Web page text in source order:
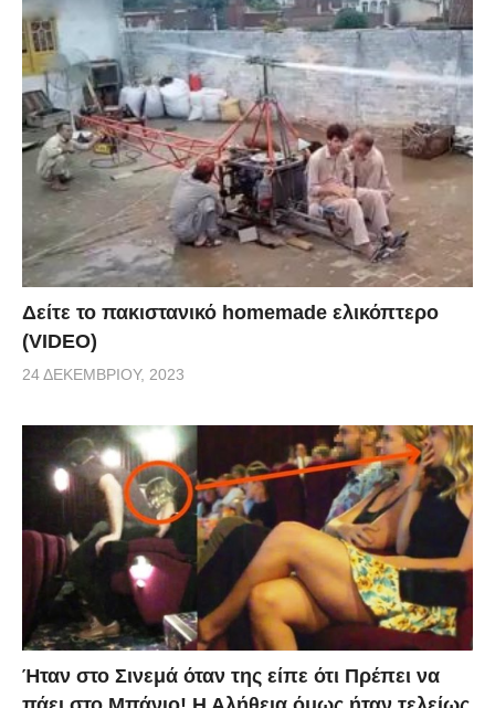
Δείτε το πακιστανικό homemade ελικόπτερο
(VIDEO)
24 ΔΕΚΕΜΒΡΊΟΥ, 2023
Ήταν στο Σινεμά όταν της είπε ότι Πρέπει να